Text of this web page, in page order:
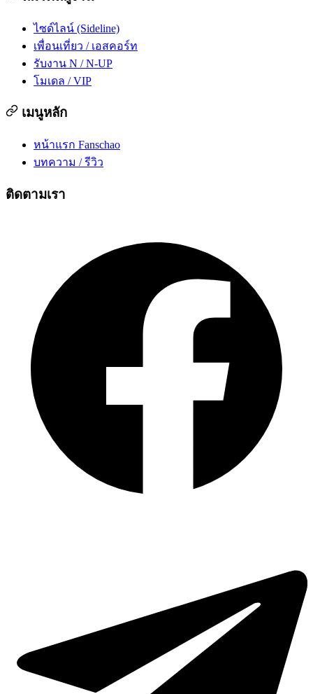
ไซด์ไลน์ (Sideline)
เพื่อนเที่ยว / เอสคอร์ท
รับงาน N / N-UP
โมเดล / VIP
เมนูหลัก
หน้าแรก Fanschao
บทความ / รีวิว
ติดตามเรา